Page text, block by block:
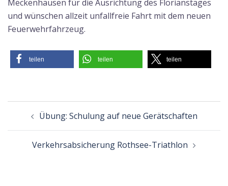
Meckenhausen für die Ausrichtung des Florianstages
und wünschen allzeit unfallfreie Fahrt mit dem neuen
Feuerwehrfahrzeug.
teilen teilen teilen
Beitragsnavigation
Übung: Schulung auf neue Gerätschaften
Verkehrsabsicherung Rothsee-Triathlon